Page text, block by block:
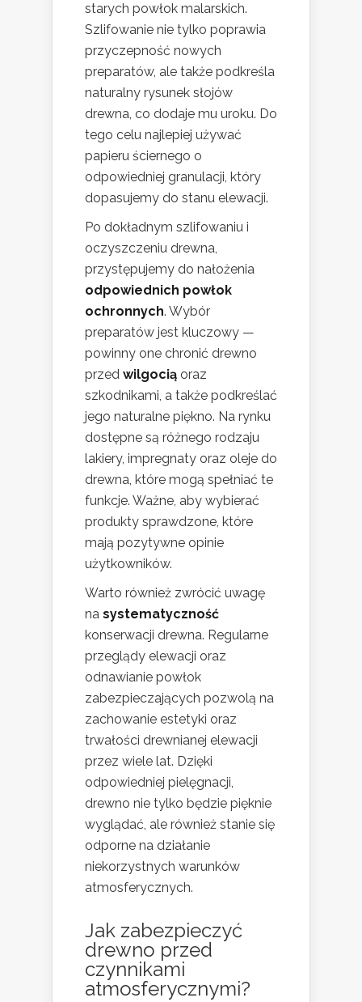
starych powłok malarskich.
Szlifowanie nie tylko poprawia
przyczepność nowych
preparatów, ale także podkreśla
naturalny rysunek słojów
drewna, co dodaje mu uroku. Do
tego celu najlepiej używać
papieru ściernego o
odpowiedniej granulacji, który
dopasujemy do stanu elewacji.
Po dokładnym szlifowaniu i
oczyszczeniu drewna,
przystępujemy do nałożenia
odpowiednich powłok
ochronnych. Wybór
preparatów jest kluczowy —
powinny one chronić drewno
przed wilgocią oraz
szkodnikami, a także podkreślać
jego naturalne piękno. Na rynku
dostępne są różnego rodzaju
lakiery, impregnaty oraz oleje do
drewna, które mogą spełniać te
funkcje. Ważne, aby wybierać
produkty sprawdzone, które
mają pozytywne opinie
użytkowników.
Warto również zwrócić uwagę
na systematyczność
konserwacji drewna. Regularne
przeglądy elewacji oraz
odnawianie powłok
zabezpieczających pozwolą na
zachowanie estetyki oraz
trwałości drewnianej elewacji
przez wiele lat. Dzięki
odpowiedniej pielęgnacji,
drewno nie tylko będzie pięknie
wyglądać, ale również stanie się
odporne na działanie
niekorzystnych warunków
atmosferycznych.
Jak zabezpieczyć
drewno przed
czynnikami
atmosferycznymi?